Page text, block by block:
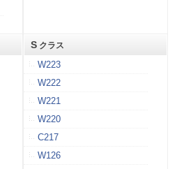
S クラス
W223
W222
W221
W220
C217
W126